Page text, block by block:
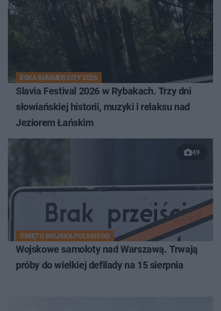
ESKA SUMMER CITY 2026
Slavia Festival 2026 w Rybakach. Trzy dni
słowiańskiej historii, muzyki i relaksu nad
Jeziorem Łańskim
49
ŚWIĘTO WOJSKA POLSKIEGO
Wojskowe samoloty nad Warszawą. Trwają
próby do wielkiej defilady na 15 sierpnia